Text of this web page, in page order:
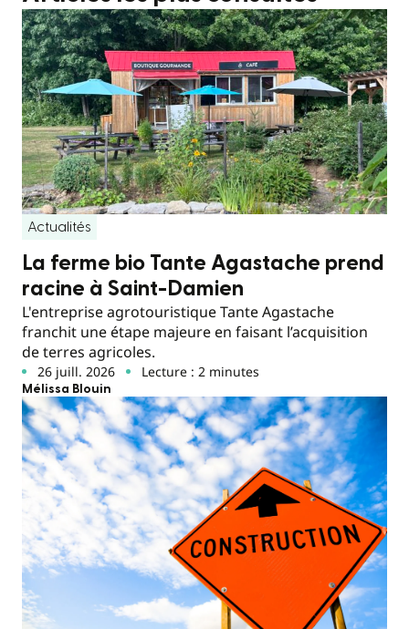
Actualités
La ferme bio Tante Agastache prend
racine à Saint-Damien
L'entreprise agrotouristique Tante Agastache
franchit une étape majeure en faisant l’acquisition
de terres agricoles.
26 juill. 2026 Lecture : 2 minutes
Mélissa Blouin